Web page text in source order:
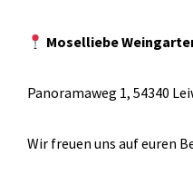
Moselliebe
Panoramaweg 1, 54340
Wir freuen uns auf euren